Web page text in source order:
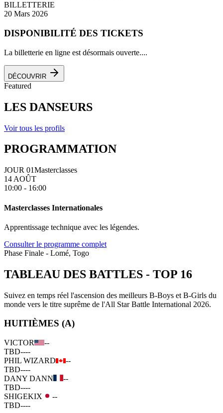
BILLETTERIE
20 Mars 2026
DISPONIBILITÉ DES TICKETS
La billetterie en ligne est désormais ouverte....
DÉCOUVRIR
Featured
LES DANSEURS
Voir tous les profils
PROGRAMMATION
JOUR 01Masterclasses
14 AOÛT
10:00 - 16:00
Masterclasses Internationales
Apprentissage technique avec les légendes.
Consulter le programme complet
Phase Finale - Lomé, Togo
TABLEAU DES BATTLES - TOP 16
Suivez en temps réel l'ascension des meilleurs B-Boys et B-Girls du
monde vers le titre suprême de l'All Star Battle International 2026.
HUITIÈMES (A)
VICTOR
--
TBD----
PHIL WIZARD
--
TBD----
DANY DANN
--
TBD----
SHIGEKIX
--
TBD----